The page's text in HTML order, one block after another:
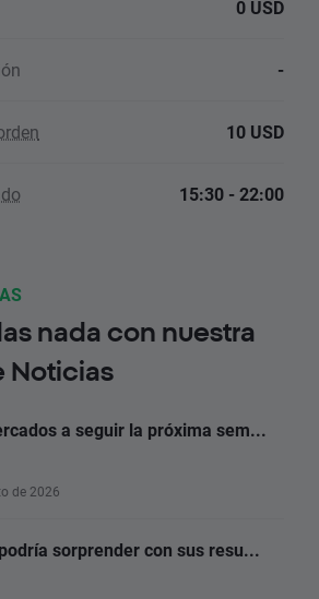
0 USD
-
10 USD
15:30 - 22:00
nada con nuestra
Noticias
a seguir la próxima sem...
de 2026
sorprender con sus resu...